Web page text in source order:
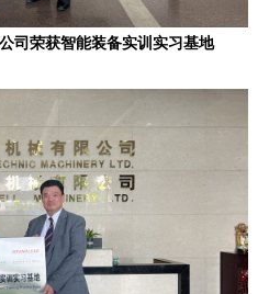
司荣获智能装备实训实习基地